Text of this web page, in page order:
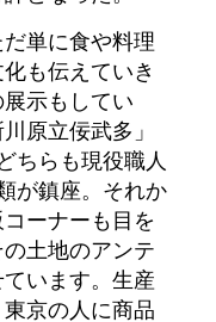
単に食や料理
も伝えていき
示もしてい
原立佞武多」
ちらも現役職人
が鎮座。それか
ーナーも目を
土地のアンテ
います。生産
京の人に商品